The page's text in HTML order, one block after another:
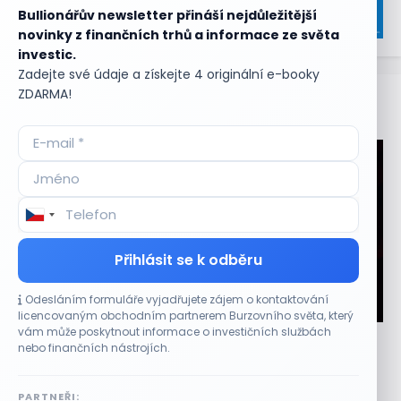
Bullionářův newsletter přináší nejdůležitější
novinky z finančních trhů a informace ze světa
investic.
Zadejte své údaje a získejte 4 originální e-booky
ZDARMA!
Přihlásit se k odběru
Odesláním formuláře vyjadřujete zájem o kontaktování
licencovaným obchodním partnerem Burzovního světa, který
vám může poskytnout informace o investičních službách
nebo finančních nástrojích.
PARTNEŘI:
Aktuální
CO HÝBE TRHEM
Plány Starlinku srazily akcie T-Mobile, AT&T a